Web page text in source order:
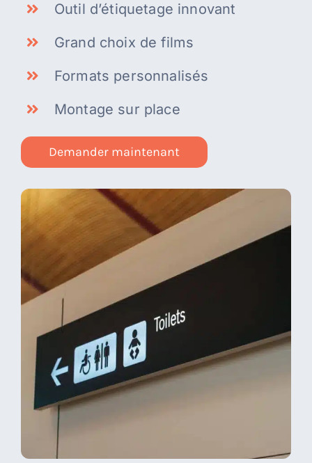
Outil d’étiquetage innovant
Grand choix de films
Formats personnalisés
Montage sur place
Demander maintenant